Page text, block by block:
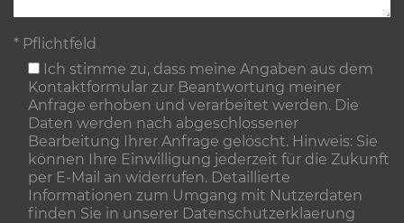
* Pflichtfeld
Ich stimme zu, dass meine Angaben aus dem
Kontaktformular zur Beantwortung meiner
Anfrage erhoben und verarbeitet werden. Die
Daten werden nach abgeschlossener
Bearbeitung Ihrer Anfrage gelöscht. Hinweis: Sie
können Ihre Einwilligung jederzeit für die Zukunft
per E-Mail an widerrufen. Detaillierte
Informationen zum Umgang mit Nutzerdaten
finden Sie in unserer Datenschutzerklaerung